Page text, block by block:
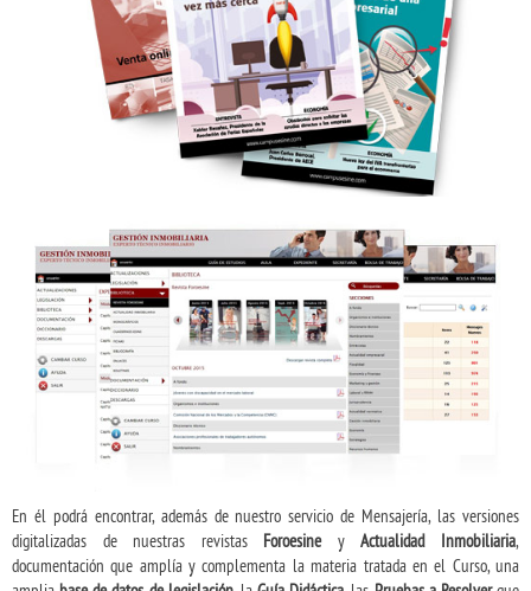
En él podrá encontrar, además de nuestro servicio de Mensajería, las versiones
digitalizadas de nuestras revistas ForoesineyActualidad Inmobiliaria,
documentación que amplía y complementa la materia tratada en el Curso, una